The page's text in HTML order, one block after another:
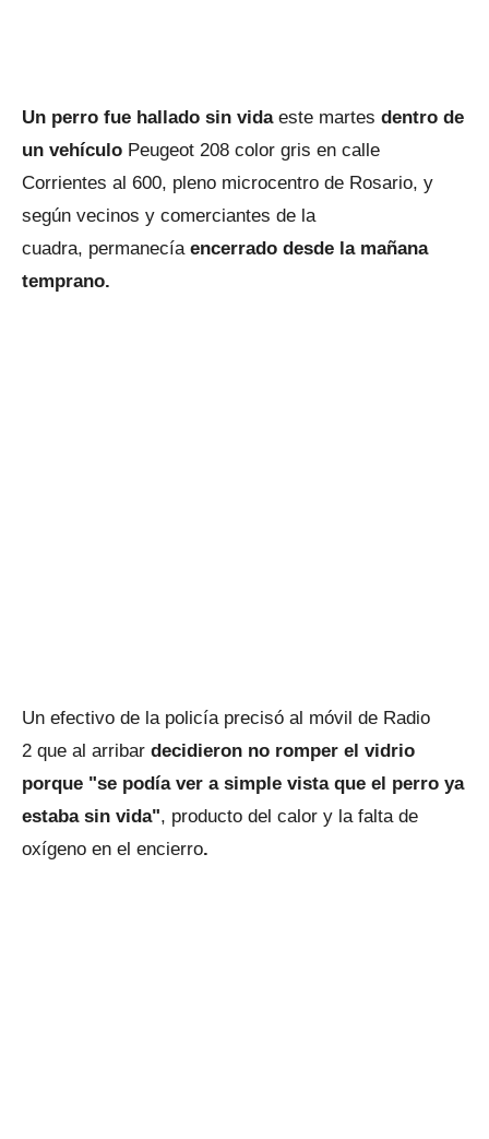
Un perro fue hallado sin vida este martes dentro de
un vehículo Peugeot 208 color gris en calle
Corrientes al 600, pleno microcentro de Rosario, y
según vecinos y comerciantes de la
cuadra, permanecía encerrado desde la mañana
temprano.
Un efectivo de la policía precisó al móvil de Radio
2 que al arribar decidieron no romper el vidrio
porque "se podía ver a simple vista que el perro ya
estaba sin vida", producto del calor y la falta de
oxígeno en el encierro.